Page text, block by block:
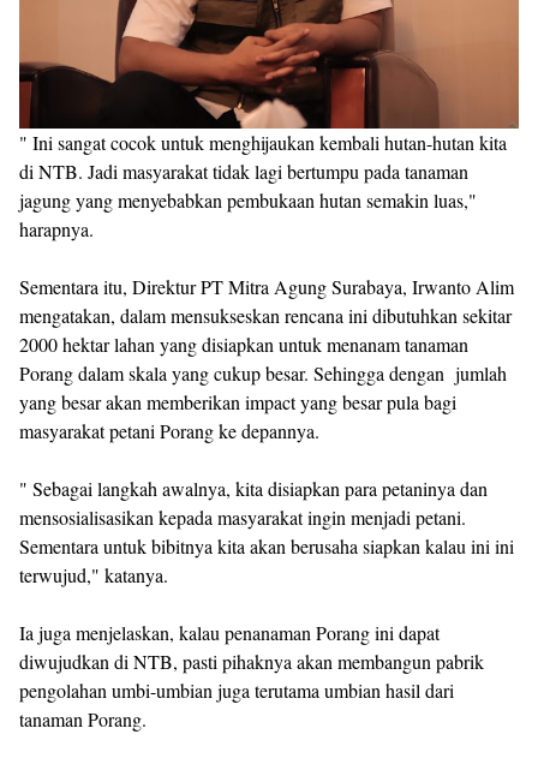
" Ini sangat cocok untuk menghijaukan kembali hutan-hutan kita
di NTB. Jadi masyarakat tidak lagi bertumpu pada tanaman
jagung yang menyebabkan pembukaan hutan semakin luas,"
harapnya.
Sementara itu, Direktur PT Mitra Agung Surabaya, Irwanto Alim
mengatakan, dalam mensukseskan rencana ini dibutuhkan sekitar
2000 hektar lahan yang disiapkan untuk menanam tanaman
Porang dalam skala yang cukup besar. Sehingga dengan jumlah
yang besar akan memberikan impact yang besar pula bagi
masyarakat petani Porang ke depannya.
" Sebagai langkah awalnya, kita disiapkan para petaninya dan
mensosialisasikan kepada masyarakat ingin menjadi petani.
Sementara untuk bibitnya kita akan berusaha siapkan kalau ini ini
terwujud," katanya.
Ia juga menjelaskan, kalau penanaman Porang ini dapat
diwujudkan di NTB, pasti pihaknya akan membangun pabrik
pengolahan umbi-umbian juga terutama umbian hasil dari
tanaman Porang.